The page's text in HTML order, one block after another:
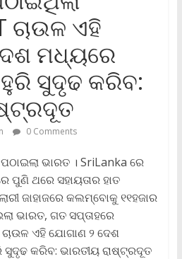
ଚାଉଳ ଏହି
ମଧ୍ୟରେ
ସୁଦୃଢ କରିବ:
0 Comments
ଭାରତ । SriLanka ରେ
ପୁଣି ଥରେ ସହାୟତାର ହାତ
ଜାହାଜରେ କଲମ୍ବୋକୁ ୧୧ହଜାର
ଭାରତ, ଗତ ସପ୍ତାହରେ
ଏହି ଯୋଗାଣ ୨ ଦେଶ
କରିବ: ଭାରତୀୟ ରାଷ୍ଟ୍ରଦୂତ